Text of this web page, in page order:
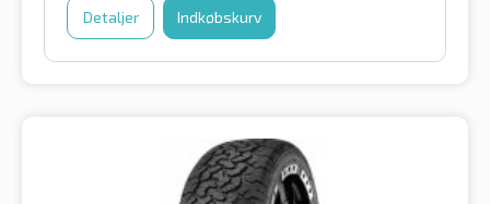
Detaljer Indkøbskurv